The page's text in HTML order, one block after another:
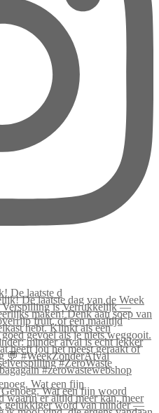
De laatste d
Wat een fijn